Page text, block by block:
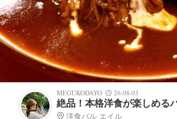
MEGUKODAYO
26.08.03
絶品！本格洋食が楽しめる
洋食バル エイル